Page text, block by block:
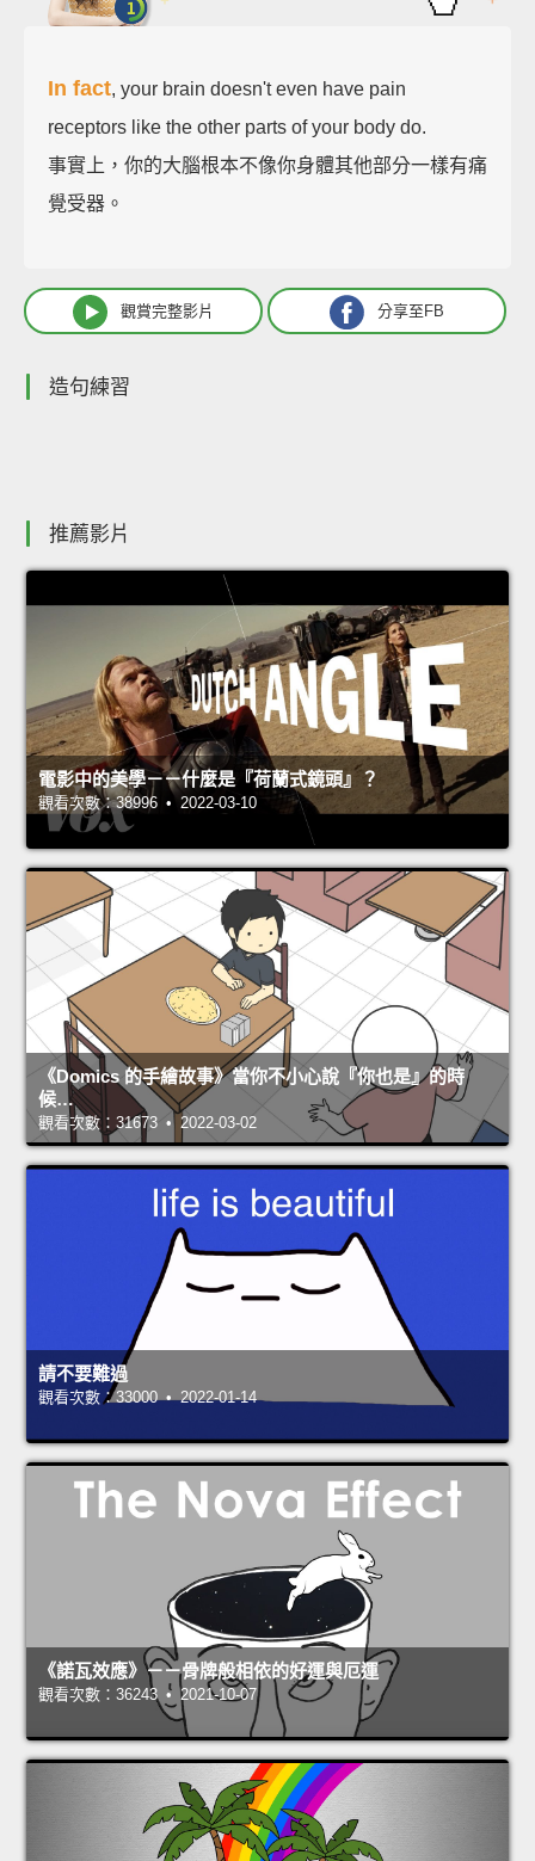
In fact, your brain doesn't even have pain
receptors like the other parts of your body do.
事實上，你的大腦根本不像你身體其他部分一樣有痛
覺受器。
觀賞完整影片 分享至FB
造句練習
推薦影片
電影中的美學－－什麼是『荷蘭式鏡頭』？
觀看次數：38996 • 2022-03-10
《Domics 的手繪故事》當你不小心說『你也是』的時
候…
觀看次數：31673 • 2022-03-02
請不要難過
觀看次數：33000 • 2022-01-14
《諾瓦效應》－－骨牌般相依的好運與厄運
觀看次數：36243 • 2021-10-07